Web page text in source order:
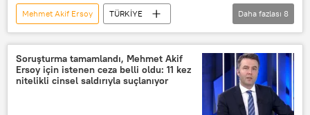
uyuşturucu kullanmaya özendirme
Mehmet Akif Ersoy
TÜRKİYE
Türkiye
Taciz
Cinsel taciz
Kadına yönelik taciz
Sözlü taciz
Habertürk gazetesi
Habertürk TV
Daha fazlası 8
Soruşturma tamamlandı, Mehmet Akif
Ersoy için istenen ceza belli oldu: 11 kez
nitelikli cinsel saldırıyla suçlanıyor